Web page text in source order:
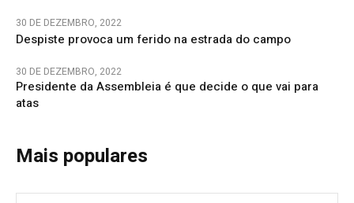
30 DE DEZEMBRO, 2022
Despiste provoca um ferido na estrada do campo
30 DE DEZEMBRO, 2022
Presidente da Assembleia é que decide o que vai para
atas
Mais populares